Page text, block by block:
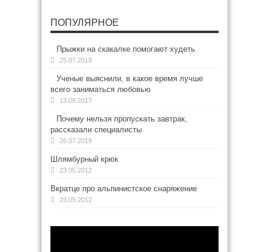
ПОПУЛЯРНОЕ
Прыжки на скакалке помогают худеть
25.07.2019
Ученые выяснили, в какое время лучше
всего заниматься любовью
13.09.2017
Почему нельзя пропускать завтрак,
рассказали специалисты
26.07.2019
Шлямбурный крюк
23.05.2012
Вкратце про альпинистское снаряжение
23.05.2012